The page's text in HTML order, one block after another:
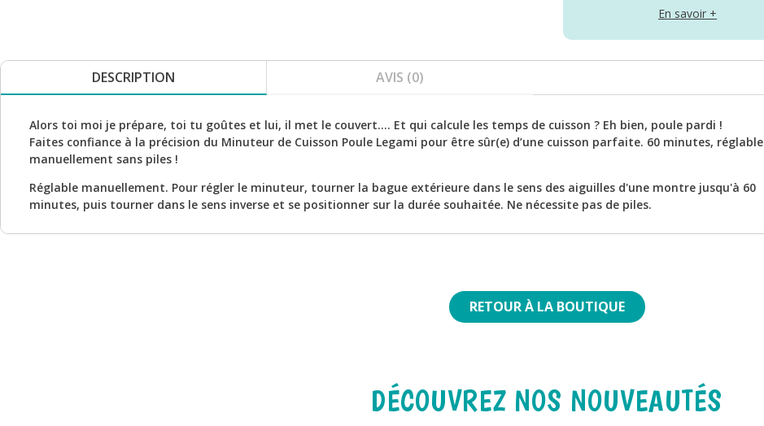
En savoir +
DESCRIPTION AVIS (0)
Alors toi moi je prépare, toi tu goûtes et lui, il met le couvert.... Et qui calcule les temps de cuisson ? Eh bien, poule pardi !
Faites confiance à la précision du Minuteur de Cuisson Poule Legami pour être sûr(e) d’une cuisson parfaite. 60 minutes, réglable
manuellement sans piles !
Réglable manuellement. Pour régler le minuteur, tourner la bague extérieure dans le sens des aiguilles d'une montre jusqu'à 60
minutes, puis tourner dans le sens inverse et se positionner sur la durée souhaitée. Ne nécessite pas de piles.
RETOUR À LA BOUTIQUE
DÉCOUVREZ NOS NOUVEAUTÉS